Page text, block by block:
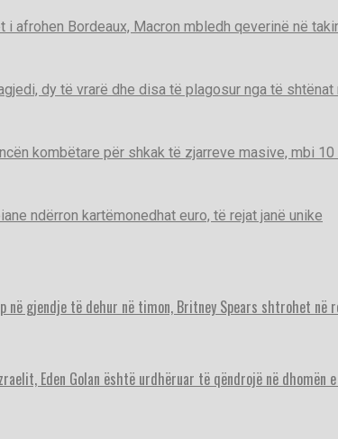
i afrohen Bordeaux, Macron mbledh qeverinë në
dy të vrarë dhe disa të plagosur nga të
kombëtare për shkak të zjarreve masive, mbi
ndërron kartëmonedhat euro, të rejat janë unike
në gjendje të dehur në timon, Britney Spears shtrohet në
Eden Golan është urdhëruar të qëndrojë në